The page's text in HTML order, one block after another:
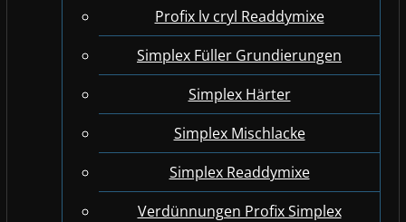
Profix lv cryl Readdymixe
Simplex Füller Grundierungen
Simplex Härter
Simplex Mischlacke
Simplex Readdymixe
Verdünnungen Profix Simplex